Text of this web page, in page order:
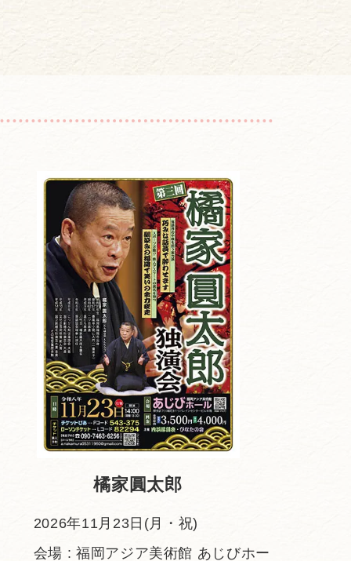
橘家圓太郎
2026年11月23日(月・祝)
会場 : 福岡アジア美術館 あじびホー